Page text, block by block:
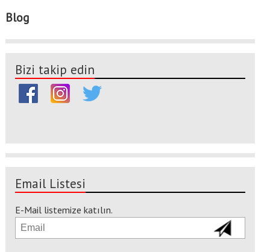
Blog
Bizi takip edin
Email Listesi
E-Mail listemize katılın.